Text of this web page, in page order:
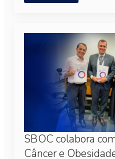
SBOC colabora
Câncer e